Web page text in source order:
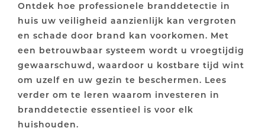
Ontdek hoe professionele branddetectie in
huis uw veiligheid aanzienlijk kan vergroten
en schade door brand kan voorkomen. Met
een betrouwbaar systeem wordt u vroegtijdig
gewaarschuwd, waardoor u kostbare tijd wint
om uzelf en uw gezin te beschermen. Lees
verder om te leren waarom investeren in
branddetectie essentieel is voor elk
huishouden.